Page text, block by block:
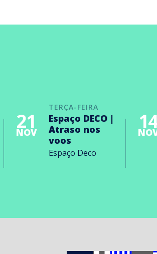
TERÇA-FEIRA
21
NOV
Espaço DECO |
Atraso nos
voos
Espaço Deco